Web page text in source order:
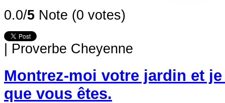
0.0/5 Note (0 votes)
Proverbe Cheyenne
Montrez-moi votre jardin et
que vous êtes.